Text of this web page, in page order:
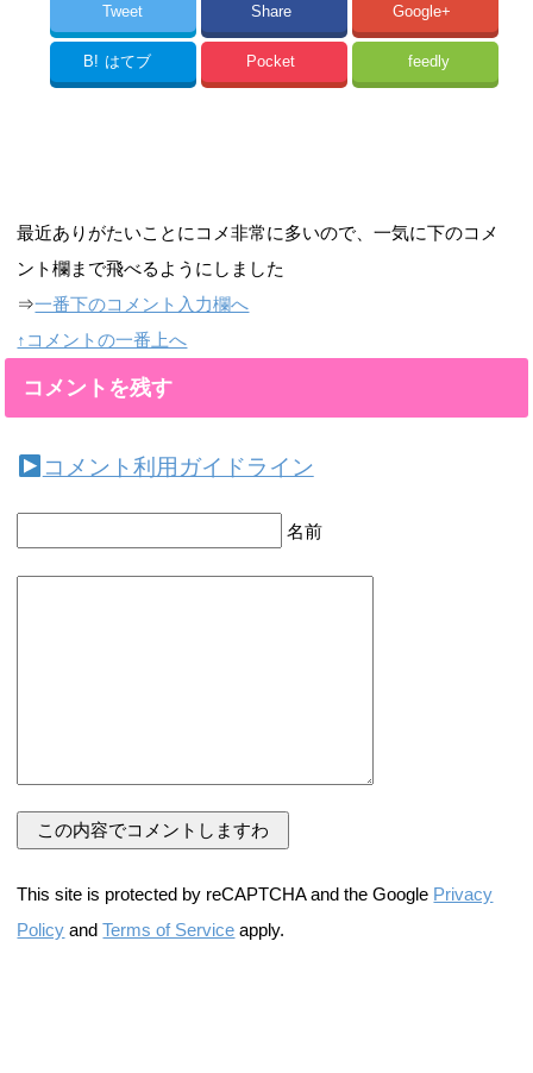
Tweet Share Google+
B! はてブ Pocket feedly
最近ありがたいことにコメ非常に多いので、一気に下のコメ
ント欄まで飛べるようにしました
⇒一番下のコメント入力欄へ
↑コメントの一番上へ
コメントを残す
コメント利用ガイドライン
名前
This site is protected by reCAPTCHA and the Google Privacy
Policy andTerms of Service apply.